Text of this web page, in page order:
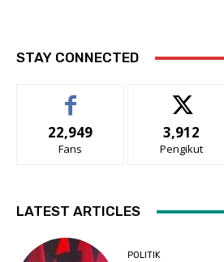
STAY CONNECTED
22,949
Fans
3,912
Pengikut
LATEST ARTICLES
POLITIK